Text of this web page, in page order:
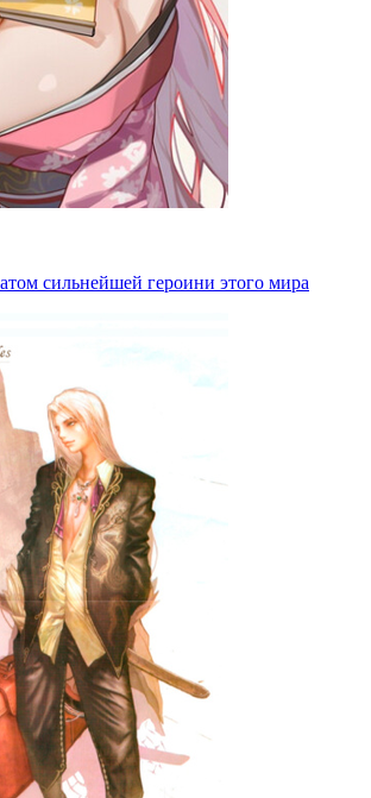
сильнейшей героини этого мира